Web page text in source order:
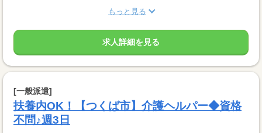
もっと見る
求人詳細を見る
[一般派遣]
扶養内OK！【つくば市】介護ヘルパー◆資格
不問♪週3日